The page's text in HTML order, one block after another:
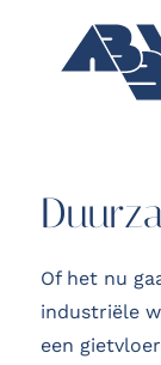
Of het nu
industriële
een